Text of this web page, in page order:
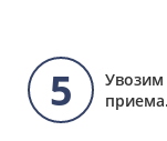
5
приема.